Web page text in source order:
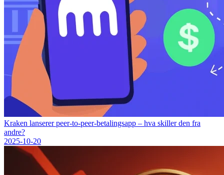
Kraken lanserer peer-to-peer-betalingsapp – hva skiller den fra
andre?
2025-10-20